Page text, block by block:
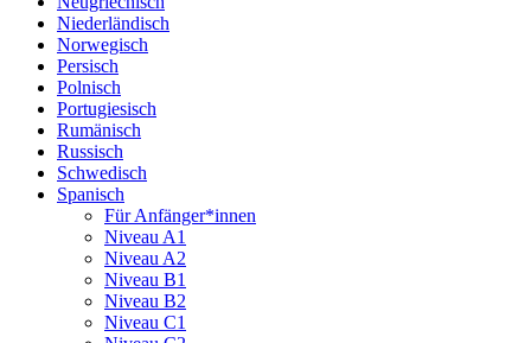
Niederländisch
Norwegisch
Persisch
Polnisch
Portugiesisch
Rumänisch
Russisch
Schwedisch
Spanisch
Für Anfänger*innen
Niveau A1
Niveau A2
Niveau B1
Niveau B2
Niveau C1